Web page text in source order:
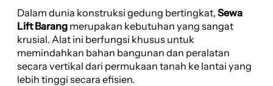
Dalam dunia konstruksi gedung bertingkat, Sewa
Lift Barang merupakan kebutuhan yang sangat
krusial. Alat ini berfungsi khusus untuk
memindahkan bahan bangunan dan peralatan
secara vertikal dari permukaan tanah ke lantai yang
lebih tinggi secara efisien.